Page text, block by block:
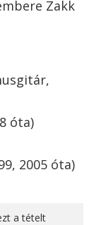
Zakk
óta)
2005 óta)
a tételt